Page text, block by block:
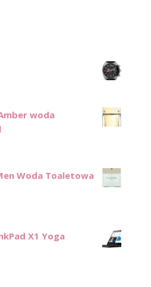
woda
Woda Toaletowa
X1 Yoga